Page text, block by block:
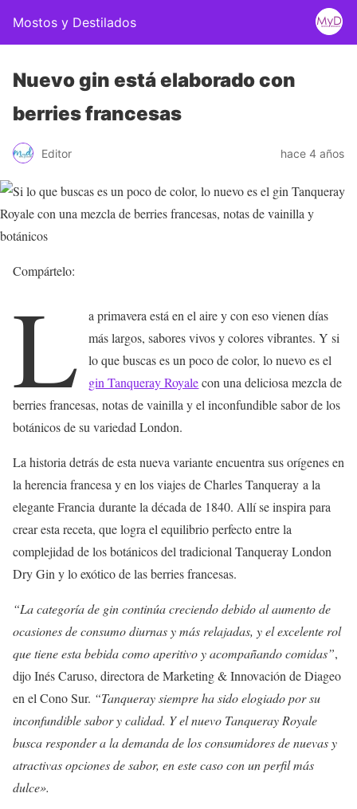
Mostos y Destilados
Nuevo gin está elaborado con
berries francesas
Editor hace 4 años
Compártelo:
L
a primavera está en el aire y con eso vienen días
más largos, sabores vivos y colores vibrantes. Y si
lo que buscas es un poco de color, lo nuevo es el
gin Tanqueray Royalecon una deliciosa mezcla de
berries francesas, notas de vainilla y el inconfundible sabor de los
botánicos de su variedad London.
La historia detrás de esta nueva variante encuentra sus orígenes en
la herencia francesa y en los viajes de Charles Tanqueray a la
elegante Francia durante la década de 1840. Allí se inspira para
crear esta receta, que logra el equilibrio perfecto entre la
complejidad de los botánicos del tradicional Tanqueray London
Dry Gin y lo exótico de las berries francesas.
“La categoría de gin continúa creciendo debido al aumento de
ocasiones de consumo diurnas y más relajadas, y el excelente rol
que tiene esta bebida como aperitivo y acompañando comidas”,
dijo Inés Caruso, directora de Marketing & Innovación de Diageo
en el Cono Sur. “Tanqueray siempre ha sido elogiado por su
inconfundible sabor y calidad. Y el nuevo Tanqueray Royale
busca responder a la demanda de los consumidores de nuevas y
atractivas opciones de sabor, en este caso con un perfil más
dulce».